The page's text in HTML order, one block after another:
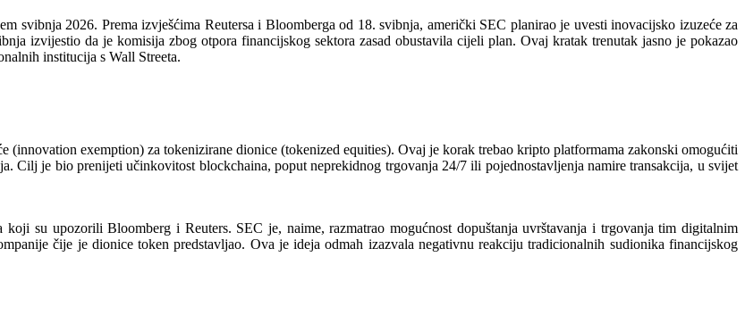
svibnja 2026. Prema izvješćima Reutersa i Bloomberga od 18. svibnja, američki SEC planirao je uvesti inovacijsko izuzeće za
izvijestio da je komisija zbog otpora financijskog sektora zasad obustavila cijeli plan. Ovaj kratak trenutak jasno je pokazao
institucija s Wall Streeta.
exemption) za tokenizirane dionice (tokenized equities). Ovaj je korak trebao kripto platformama zakonski omogućiti
Cilj je bio prenijeti učinkovitost blockchaina, poput neprekidnog trgovanja 24/7 ili pojednostavljenja namire transakcija, u svijet
su upozorili Bloomberg i Reuters. SEC je, naime, razmatrao mogućnost dopuštanja uvrštavanja i trgovanja tim digitalnim
čije je dionice token predstavljao. Ova je ideja odmah izazvala negativnu reakciju tradicionalnih sudionika financijskog